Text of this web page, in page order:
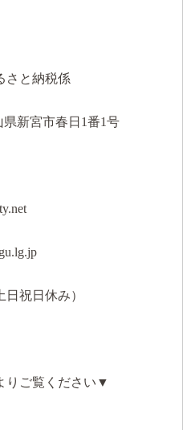
さと納税係
新宮市春日1番1号
祝日休み）
りご覧ください▼